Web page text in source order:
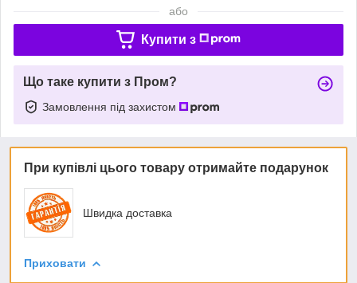
або
Купити з
Що таке купити з Пром?
Замовлення під захистом
При купівлі цього товару отримайте подарунок
Швидка доставка
Приховати